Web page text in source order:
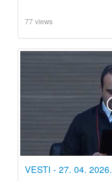
77 views
VESTI - 27. 04. 2026.